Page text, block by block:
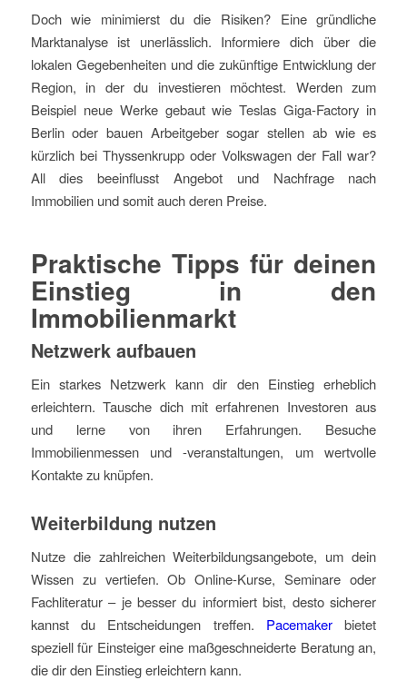
Doch wie minimierst du die Risiken? Eine gründliche
Marktanalyse ist unerlässlich. Informiere dich über die
lokalen Gegebenheiten und die zukünftige Entwicklung der
Region, in der du investieren möchtest. Werden zum
Beispiel neue Werke gebaut wie Teslas Giga-Factory in
Berlin oder bauen Arbeitgeber sogar stellen ab wie es
kürzlich bei Thyssenkrupp oder Volkswagen der Fall war?
All dies beeinflusst Angebot und Nachfrage nach
Immobilien und somit auch deren Preise.
Praktische Tipps für deinen
Einstieg in den
Immobilienmarkt
Netzwerk aufbauen
Ein starkes Netzwerk kann dir den Einstieg erheblich
erleichtern. Tausche dich mit erfahrenen Investoren aus
und lerne von ihren Erfahrungen. Besuche
Immobilienmessen und -veranstaltungen, um wertvolle
Kontakte zu knüpfen.
Weiterbildung nutzen
Nutze die zahlreichen Weiterbildungsangebote, um dein
Wissen zu vertiefen. Ob Online-Kurse, Seminare oder
Fachliteratur – je besser du informiert bist, desto sicherer
kannst du Entscheidungen treffen. Pacemaker bietet
speziell für Einsteiger eine maßgeschneiderte Beratung an,
die dir den Einstieg erleichtern kann.